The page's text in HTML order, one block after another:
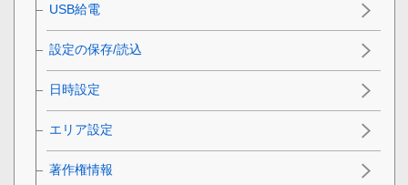
USB給電
設定の保存/読込
日時設定
エリア設定
著作権情報